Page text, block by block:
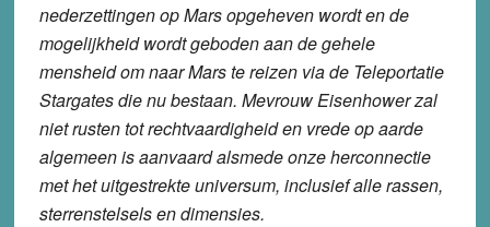
nederzettingen op Mars opgeheven wordt en de
mogelijkheid wordt geboden aan de gehele
mensheid om naar Mars te reizen via de Teleportatie
Stargates die nu bestaan. Mevrouw Eisenhower zal
niet rusten tot rechtvaardigheid en vrede op aarde
algemeen is aanvaard alsmede onze herconnectie
met het uitgestrekte universum, inclusief alle rassen,
sterrenstelsels en dimensies.